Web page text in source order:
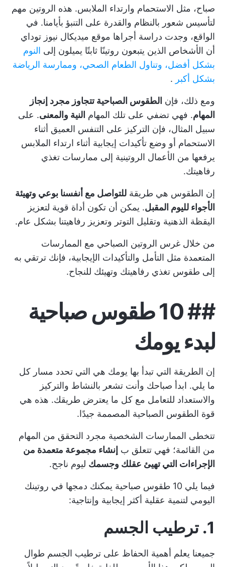
صباح، مثل الاستحمام وارتداء الملابس. هذه الروتين مهم
لتأسيس شعور بالنظام والقدرة على التنبؤ بأيامنا. في
الواقع، وجدت دراسة أجراها موقع ميديكال نيوز توداي
أن الأشخاص الذين يتبعون روتينًا ثابتًا يميلون إلى النوم
بشكل أفضل، وتناول الطعام الصحي، وممارسة الرياضة
بشكل أكبر .
ومع ذلك، فإن الطقوس الصباحية تتجاوز مجرد إنجاز
المهام. فهي تضفي على تلك المهام النية والمعنى. على
سبيل المثال، فإن التركيز على التنفس العميق أثناء
الاستحمام أو وضع تأكيدات إيجابية أثناء ارتداء الملابس
يرفعها من الأعمال الروتينية إلى ممارسات تغذي
رفاهيتك.
إن الطقوس هي طريقة للتواصل مع أنفسنا بوعي وتهيئة
الأجواء لليوم المقبل. يمكن أن تكون أداة قوية لتعزيز
اليقظة الذهنية وتقليل التوتر وتعزيز رفاهيتنا بشكل عام.
من خلال غرس الروتين الصباحي مع الممارسات
المتعمدة مثل التأمل والتأكيدات الإيجابية، فإنك ترتقي به
إلى طقوس تغذي رفاهيتك وتهيئك للنجاح.
##
10 طقوس صباحية
لبدء يومك
إن الطريقة التي تبدأ بها يومك هي التي تحدد مسار كل
ما يلي. ابدأ صباحك وأنت تشعر بالنشاط والتركيز
والاستعداد للتعامل مع كل ما يعترض طريقك. هذه هي
قوة الطقوس الصباحية المصممة جيدًا.
تتخطى الممارسات الشخصية مجرد التحقق من المهام
من القائمة؛ فهي تتعلق ب إنشاء مجموعة متعمدة من
الإجراءات التي تهيئ عقلك وجسمك ليوم ناجح.
فيما يلي 10 طقوس صباحية يمكنك دمجها في روتينك
اليومي لتنمية عقلية أكثر إيجابية وإنتاجية:
1. ترطيب الجسم
جميعنا يعلم أهمية الحفاظ على ترطيب الجسم طوال